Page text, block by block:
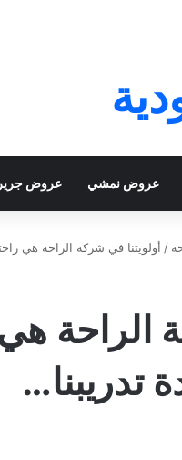
عروض نمشي عروض جرير
/ أولويتنا في شركة الراحة هي
الراحة